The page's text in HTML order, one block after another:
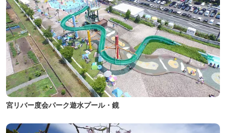
宮リバー度会パーク遊水プール・鏡